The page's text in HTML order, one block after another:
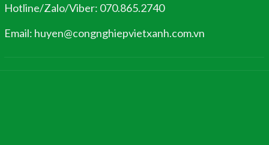
Hotline/Zalo/Viber: 070.865.2740
Email: huyen@congnghiepvietxanh.com.vn